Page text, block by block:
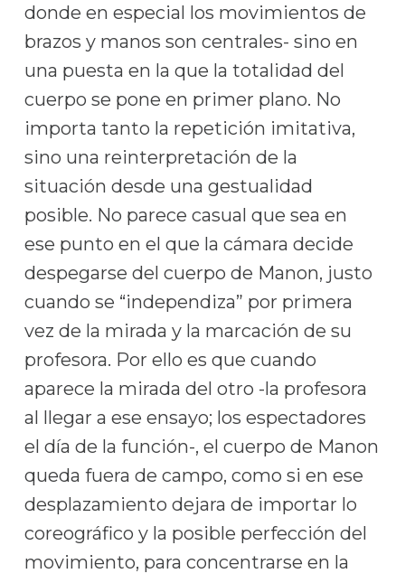
donde en especial los movimientos de
brazos y manos son centrales- sino en
una puesta en la que la totalidad del
cuerpo se pone en primer plano. No
importa tanto la repetición imitativa,
sino una reinterpretación de la
situación desde una gestualidad
posible. No parece casual que sea en
ese punto en el que la cámara decide
despegarse del cuerpo de Manon, justo
cuando se “independiza” por primera
vez de la mirada y la marcación de su
profesora. Por ello es que cuando
aparece la mirada del otro -la profesora
al llegar a ese ensayo; los espectadores
el día de la función-, el cuerpo de Manon
queda fuera de campo, como si en ese
desplazamiento dejara de importar lo
coreográfico y la posible perfección del
movimiento, para concentrarse en la